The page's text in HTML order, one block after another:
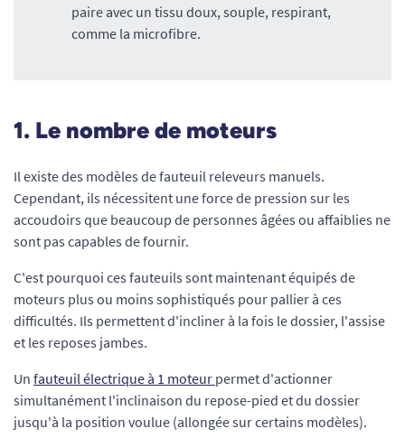
paire avec un tissu doux, souple, respirant,
comme la microfibre.
1. Le nombre de moteurs
Il existe des modèles de fauteuil releveurs manuels.
Cependant, ils nécessitent une force de pression sur les
accoudoirs que beaucoup de personnes âgées ou affaiblies ne
sont pas capables de fournir.
C'est pourquoi ces fauteuils sont maintenant équipés de
moteurs plus ou moins sophistiqués pour pallier à ces
difficultés. Ils permettent d'incliner à la fois le dossier, l'assise
et les reposes jambes.
Un fauteuil électrique à 1 moteur permet d'actionner
simultanément l'inclinaison du repose-pied et du dossier
jusqu'à la position voulue (allongée sur certains modèles).